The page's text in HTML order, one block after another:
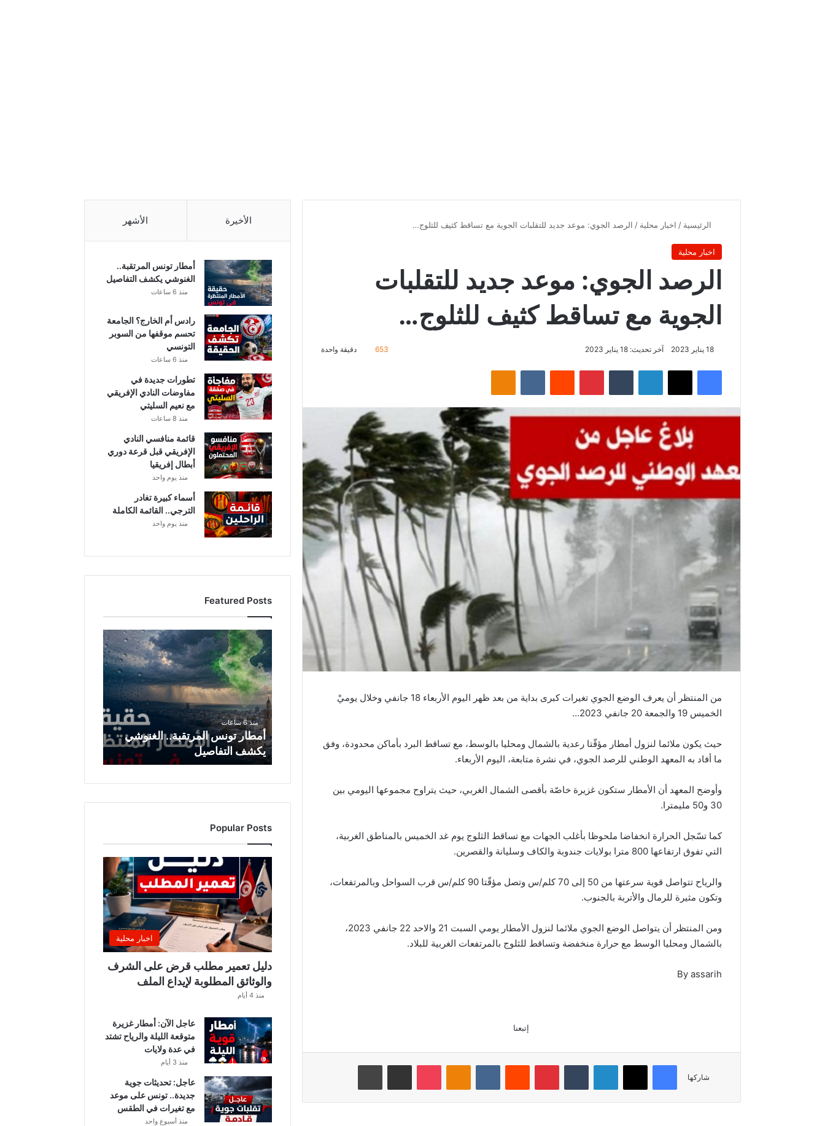
الرئيسية / اخبار محلية / الرصد الجوي: موعد جديد للتقلبات الجوية مع تساقط كثيف للثلوج…
اخبار محلية
الرصد الجوي: موعد جديد للتقلبات
الجوية مع تساقط كثيف للثلوج…
18 يناير 2023 آخر تحديث: 18 يناير 2023 653 دقيقة واحدة
فيسبوك ‫X لينكدإن بينتيريست Odnoklassniki
من المنتظر أن يعرف الوضع الجوي تغيرات كبرى بداية من بعد ظهر اليوم الأربعاء 18 جانفي وخلال يوميْ
الخميس 19 والجمعة 20 جانفي 2023…
حيث يكون ملائما لنزول أمطار مؤقّتا رعدية بالشمال ومحليا بالوسط، مع تساقط البرد بأماكن محدودة، وفق
ما أفاد به المعهد الوطني للرصد الجوي، في نشرة متابعة، اليوم الأربعاء.
وأوضح المعهد أن الأمطار ستكون غزيرة خاصّة بأقصى الشمال الغربي، حيث يتراوح مجموعها اليومي بين
30 و50 مليمترا.
كما تسّجل الحرارة انخفاضا ملحوظا بأغلب الجهات مع تساقط الثلوج يوم غد الخميس بالمناطق الغربية،
التي تفوق ارتفاعها 800 مترا بولايات جندوبة والكاف وسليانة والقصرين.
والرياح تتواصل قوية سرعتها من 50 إلى 70 كلم/س وتصل مؤقّتا 90 كلم/س قرب السواحل وبالمرتفعات،
وتكون مثيرة للرمال والأتربة بالجنوب.
ومن المنتظر أن يتواصل الوضع الجوي ملائما لنزول الأمطار يومي السبت 21 والاحد 22 جانفي 2023،
بالشمال ومحليا الوسط مع حرارة منخفضة وتساقط للثلوج بالمرتفعات الغربية للبلاد.
By assarih
إتبعنا
شاركها
فيسبوك ‫X لينكدإن بينتيريست Odnoklassniki
‫Pocket مشاركة عبر البريد طباعة
الأخيرة الأشهر
أمطار تونس المرتقبة..
الغنوشي يكشف التفاصيل
منذ 6 ساعات
رادس أم الخارج؟ الجامعة
تحسم موقفها من السوبر
التونسي
منذ 6 ساعات
تطورات جديدة في
مفاوضات النادي الإفريقي
مع نعيم السليتي
منذ 8 ساعات
قائمة منافسي النادي
الإفريقي قبل قرعة دوري
أبطال إفريقيا
منذ يوم واحد
أسماء كبيرة تغادر
الترجي.. القائمة الكاملة
منذ يوم واحد
Featured Posts
أمطار
تونس
المرتقبة..
الغنوشي
يكشف
التفاصيل
منذ 6 ساعات
أمطار تونس المرتقبة.. الغنوشي
يكشف التفاصيل
Popular Posts
اخبار محلية
دليل تعمير مطلب قرض على الشرف
والوثائق المطلوبة لإيداع الملف
منذ 4 أيام
عاجل الآن: أمطار غزيرة
متوقعة الليلة والرياح تشتد
في عدة ولايات
منذ 3 أيام
عاجل: تحديثات جوية
جديدة.. تونس على موعد
مع تغيرات في الطقس
منذ أسبوع واحد